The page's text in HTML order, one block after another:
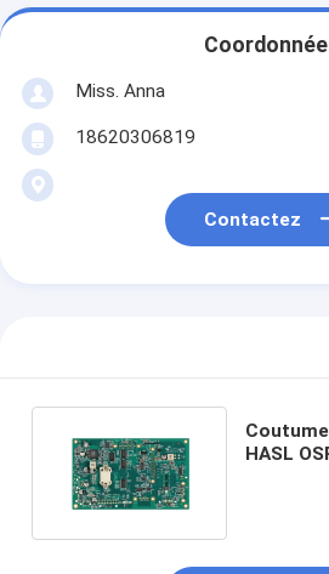
Miss. Anna
18620306819
Contactez
HASL